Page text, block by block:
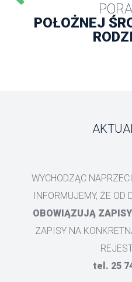
POŁOŻNEJ
WYCHODZĄC
INFORMUJEMY, ŻE OD
OBOWIĄZUJĄ
ZAPISY NA
tel. 25